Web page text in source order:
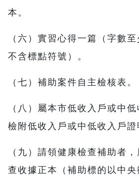
本。
（六）實習心得一篇（字數至
不含標點符號）。
（七）補助案件自主檢核表。
（八）屬本市低收入戶或中
檢附低收入戶或中低收入戶證
（九）請領健康檢查補助者
查收據正本（補助標的以中